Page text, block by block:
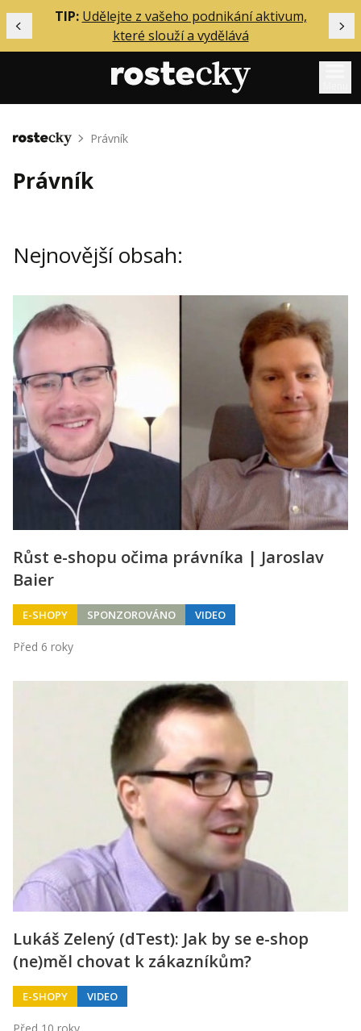
Předchozí
TIP: Udělejte z vašeho podnikání aktivum,
které slouží a vydělává
Mentoring
Solo
Inzerce
Přihlášení
Kontakt
Obchodní podmínky
Hledaná fráze Hledat
Domů Právník
Právník
Nejnovější obsah:
Růst e-shopu očima právníka | Jaroslav
Baier
E-SHOPY SPONZOROVÁNO VIDEO
Před 6 roky
Lukáš Zelený (dTest): Jak by se e-shop
(ne)měl chovat k zákazníkům?
E-SHOPY VIDEO